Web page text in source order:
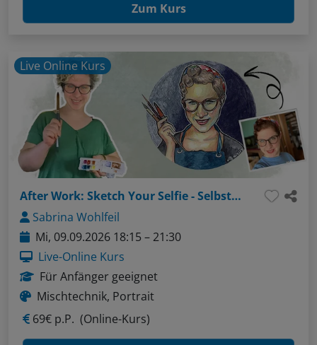
Zum Kurs
Live Online Kurs
After Work: Sketch Your Selfie - Selbstportrait mal anders
Sabrina Wohlfeil
Mi, 09.09.2026 18:15 – 21:30
Live-Online Kurs
Für Anfänger geeignet
Mischtechnik, Portrait
69€ p.P. (Online-Kurs)